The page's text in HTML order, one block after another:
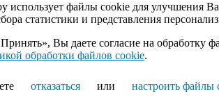
использует файлы cookie для улучшения
статистики и представления
Вы даете согласие на обработку
обработки файлов cookie.
отказаться или настроить файлы
Беларусь, г.Минск,